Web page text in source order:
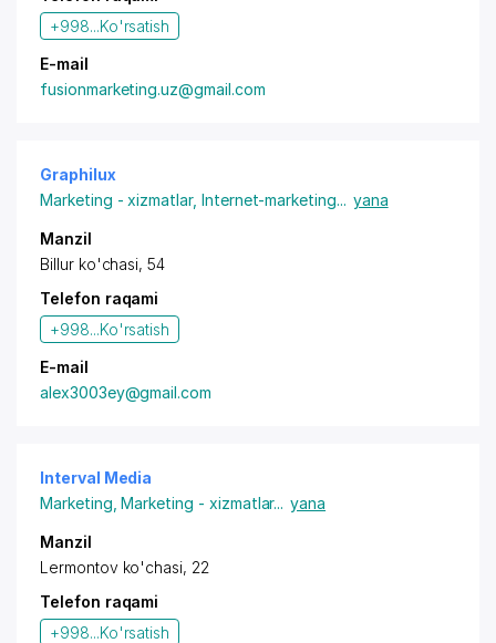
+998...Ko'rsatish
E-mail
fusionmarketing.uz@gmail.com
Graphilux
Marketing - xizmatlar, Internet-marketing... yana
Manzil
Billur ko'chasi, 54
Telefon raqami
+998...Ko'rsatish
E-mail
alex3003ey@gmail.com
Interval Media
Marketing ,Marketing - xizmatlar... yana
Manzil
Lermontov ko'chasi, 22
Telefon raqami
+998...Ko'rsatish